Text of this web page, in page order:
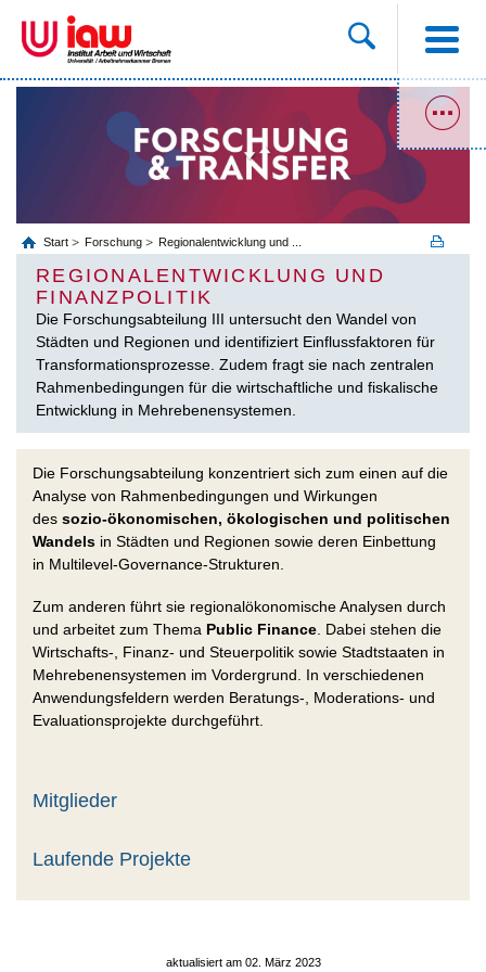
Start Forschung Regionalentwicklung und ...
REGIONALENTWICKLUNG UND
FINANZPOLITIK
Die Forschungsabteilung III untersucht den Wandel von
Städten und Regionen und identifiziert Einflussfaktoren für
Transformationsprozesse. Zudem fragt sie nach zentralen
Rahmenbedingungen für die wirtschaftliche und fiskalische
Entwicklung in Mehrebenen­systemen.
Die Forschungsabteilung konzentriert sich zum einen auf die
Analyse von Rahmenbedingungen und Wirkungen
des sozio-ökonomischen, ökologischen und politischen
Wandels in Städten und Regionen sowie deren Einbettung
in Multilevel-Governance-Strukturen.
Zum anderen führt sie regionalökonomische Analysen durch
und arbeitet zum Thema Public Finance . Dabei stehen die
Wirtschafts-, Finanz- und Steuerpolitik sowie Stadtstaaten in
Mehrebenensystemen im Vordergrund. In verschiedenen
Anwendungsfeldern werden Beratungs-, Moderations- und
Evaluationsprojekte durchgeführt.
Mitglieder
Laufende Projekte
aktualisiert am 02. März 2023